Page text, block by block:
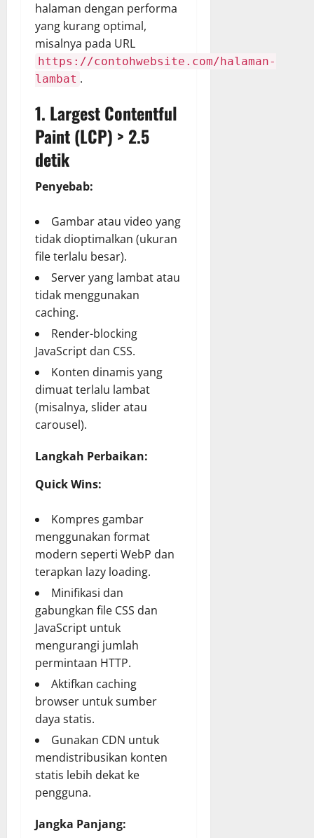
halaman dengan performa
yang kurang optimal,
misalnya pada URL
https://contohwebsite.com/halaman-
lambat .
1. Largest Contentful
Paint (LCP) > 2.5
detik
Penyebab:
Gambar atau video yang
tidak dioptimalkan (ukuran
file terlalu besar).
Server yang lambat atau
tidak menggunakan
caching.
Render-blocking
JavaScript dan CSS.
Konten dinamis yang
dimuat terlalu lambat
(misalnya, slider atau
carousel).
Langkah Perbaikan:
Quick Wins:
Kompres gambar
menggunakan format
modern seperti WebP dan
terapkan lazy loading.
Minifikasi dan
gabungkan file CSS dan
JavaScript untuk
mengurangi jumlah
permintaan HTTP.
Aktifkan caching
browser untuk sumber
daya statis.
Gunakan CDN untuk
mendistribusikan konten
statis lebih dekat ke
pengguna.
Jangka Panjang: